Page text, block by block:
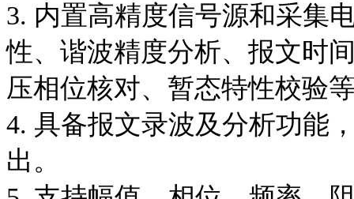
3. 内置高精度信号源和采集
性、谐波精度分析、报文时
压相位核对、暂态特性校验
4. 具备报文录波及分析功能
出。